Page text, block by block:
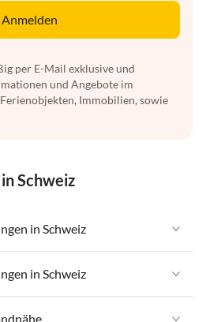
Anmelden
per E-Mail exklusive und
und Angebote im
Immobilien, sowie
Schweiz
in Schweiz
in Schweiz